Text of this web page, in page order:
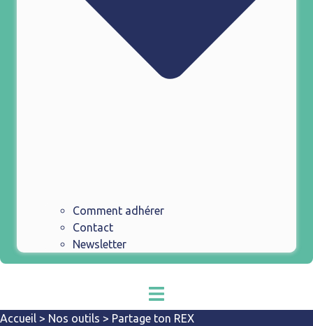
Comment adhérer
Contact
Newsletter
Accueil > Nos outils > Partage ton REX